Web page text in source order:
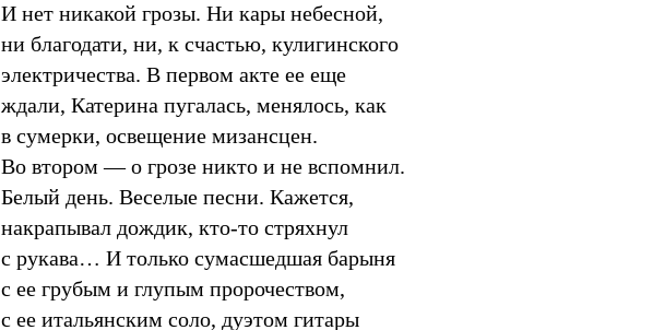
И нет никакой грозы. Ни кары небесной,
ни благодати, ни, к счастью, кулигинского
электричества. В первом акте ее еще
ждали, Катерина пугалась, менялось, как
в сумерки, освещение мизансцен.
Во втором — о грозе никто и не вспомнил.
Белый день. Веселые песни. Кажется,
накрапывал дождик, кто-то стряхнул
с рукава… И только сумасшедшая барыня
с ее грубым и глупым пророчеством,
с ее итальянским соло, дуэтом гитары